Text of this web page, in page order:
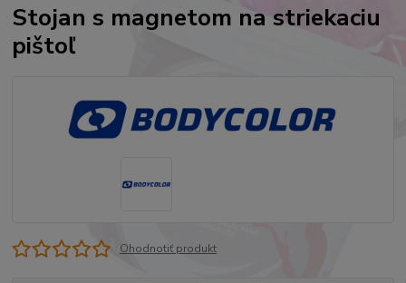
Stojan s magnetom na striekaciu
pištoľ
Ohodnotiť produkt